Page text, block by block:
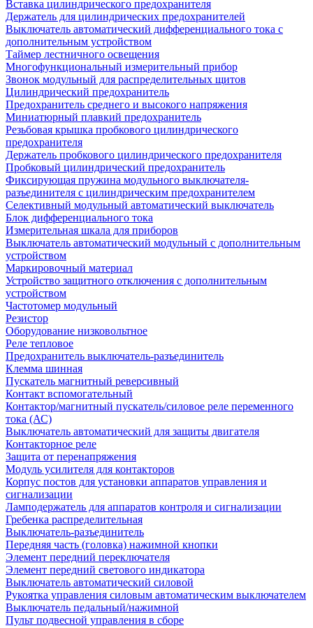
Вставка цилиндрического предохранителя
Держатель для цилиндрических предохранителей
Выключатель автоматический дифференциального тока с
дополнительным устройством
Таймер лестничного освещения
Многофункциональный измерительный прибор
Звонок модульный для распределительных щитов
Цилиндрический предохранитель
Предохранитель среднего и высокого напряжения
Миниатюрный плавкий предохранитель
Резьбовая крышка пробкового цилиндрического
предохранителя
Держатель пробкового цилиндрического предохранителя
Пробковый цилиндрический предохранитель
Фиксирующая пружина модульного выключателя-
разъединителя с цилиндрическим предохранителем
Селективный модульный автоматический выключатель
Блок дифференциального тока
Измерительная шкала для приборов
Выключатель автоматический модульный с дополнительным
устройством
Маркировочный материал
Устройство защитного отключения с дополнительным
устройством
Частотомер модульный
Резистор
Оборудование низковольтное
Реле тепловое
Предохранитель выключатель-разъединитель
Клемма шинная
Пускатель магнитный реверсивный
Контакт вспомогательный
Контактор/магнитный пускатель/силовое реле переменного
тока (АС)
Выключатель автоматический для защиты двигателя
Контакторное реле
Защита от перенапряжения
Модуль усилителя для контакторов
Корпус постов для установки аппаратов управления и
сигнализации
Ламподержатель для аппаратов контроля и сигнализации
Гребенка распределительная
Выключатель-разъединитель
Передняя часть (головка) нажимной кнопки
Элемент передний переключателя
Элемент передний светового индикатора
Выключатель автоматический силовой
Рукоятка управления силовым автоматическим выключателем
Выключатель педальный/нажимной
Пульт подвесной управления в сборе